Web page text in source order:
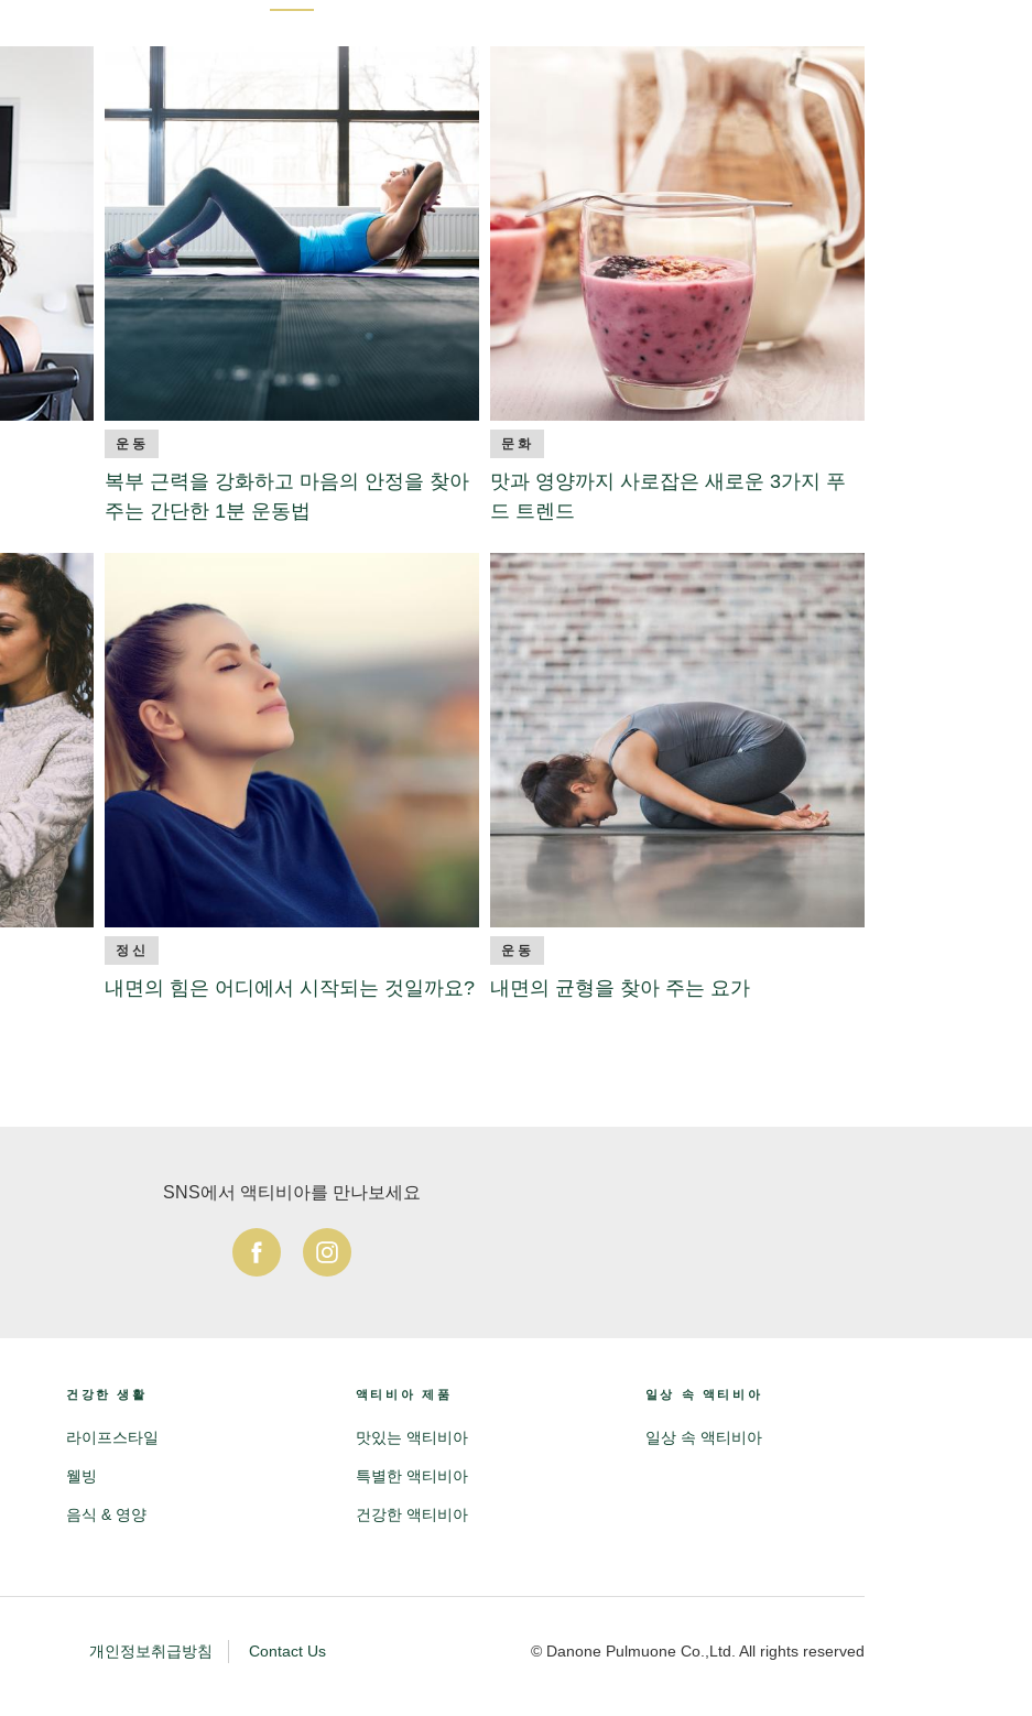
운동
복부 근력을 강화하고 마음의 안정을 찾아
주는 간단한 1분 운동법
문화
맛과 영양까지 사로잡은 새로운 3가지 푸
드 트렌드
정신
내면의 힘은 어디에서 시작되는 것일까요?
운동
내면의 균형을 찾아 주는 요가
SNS에서 액티비아를 만나보세요
건강한 생활
라이프스타일
웰빙
음식 & 영양
액티비아 제품
맛있는 액티비아
특별한 액티비아
건강한 액티비아
일상 속 액티비아
일상 속 액티비아
개인정보취급방침 Contact Us © Danone Pulmuone Co.,Ltd. All rights reserved